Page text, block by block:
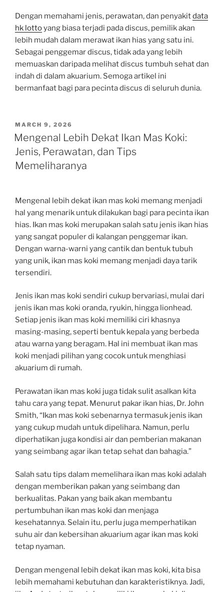
Dengan memahami jenis, perawatan, dan penyakitdata
hk lottoyang biasa terjadi pada discus, pemilik akan
lebih mudah dalam merawat ikan hias yang satu ini.
Sebagai penggemar discus, tidak ada yang lebih
memuaskan daripada melihat discus tumbuh sehat dan
indah di dalam akuarium. Semoga artikel ini
bermanfaat bagi para pecinta discus di seluruh dunia.
POSTED
ON
MARCH 9, 2026
Mengenal Lebih Dekat Ikan Mas Koki:
Jenis, Perawatan, dan Tips
Memeliharanya
Mengenal lebih dekat ikan mas koki memang menjadi
hal yang menarik untuk dilakukan bagi para pecinta ikan
hias. Ikan mas koki merupakan salah satu jenis ikan hias
yang sangat populer di kalangan penggemar ikan.
Dengan warna-warni yang cantik dan bentuk tubuh
yang unik, ikan mas koki memang menjadi daya tarik
tersendiri.
Jenis ikan mas koki sendiri cukup bervariasi, mulai dari
jenis ikan mas koki oranda, ryukin, hingga lionhead.
Setiap jenis ikan mas koki memiliki ciri khasnya
masing-masing, seperti bentuk kepala yang berbeda
atau warna yang beragam. Hal ini membuat ikan mas
koki menjadi pilihan yang cocok untuk menghiasi
akuarium di rumah.
Perawatan ikan mas koki juga tidak sulit asalkan kita
tahu cara yang tepat. Menurut pakar ikan hias, Dr. John
Smith, “Ikan mas koki sebenarnya termasuk jenis ikan
yang cukup mudah untuk dipelihara. Namun, perlu
diperhatikan juga kondisi air dan pemberian makanan
yang seimbang agar ikan tetap sehat dan bahagia.”
Salah satu tips dalam memelihara ikan mas koki adalah
dengan memberikan pakan yang seimbang dan
berkualitas. Pakan yang baik akan membantu
pertumbuhan ikan mas koki dan menjaga
kesehatannya. Selain itu, perlu juga memperhatikan
suhu air dan kebersihan akuarium agar ikan mas koki
tetap nyaman.
Dengan mengenal lebih dekat ikan mas koki, kita bisa
lebih memahami kebutuhan dan karakteristiknya. Jadi,